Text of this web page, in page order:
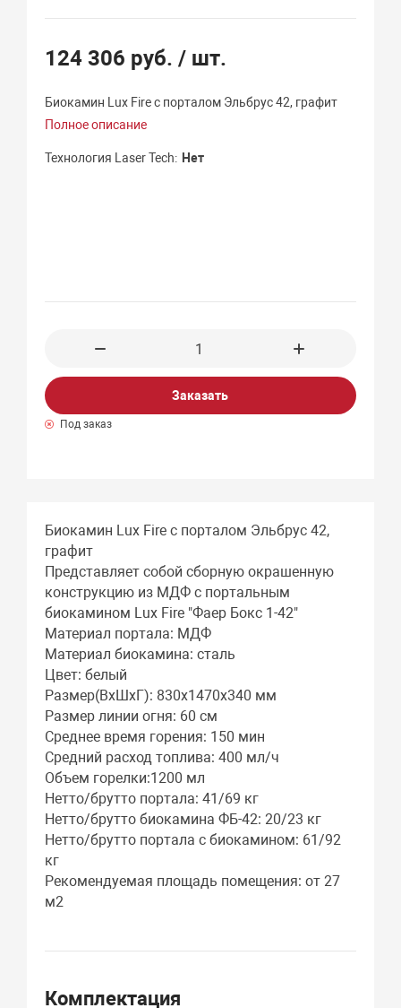
124 306 руб./ шт.
Биокамин Lux Fire с порталом Эльбрус 42, графит
Полное описание
Технология Laser Tech Нет
Заказать
Под заказ
Биокамин Lux Fire с порталом Эльбрус 42,
графит
Представляет собой сборную окрашенную
конструкцию из МДФ c портальным
биокамином Lux Fire "Фаер Бокс 1-42"
Материал портала: МДФ
Материал биокамина: сталь
Цвет: белый
Размер(ВхШхГ): 830х1470х340 мм
Размер линии огня: 60 см
Среднее время горения: 150 мин
Средний расход топлива: 400 мл/ч
Объем горелки:1200 мл
Нетто/брутто портала: 41/69 кг
Нетто/брутто биокамина ФБ-42: 20/23 кг
Нетто/брутто портала с биокамином: 61/92
кг
Рекомендуемая площадь помещения: от 27
м2
Комплектация